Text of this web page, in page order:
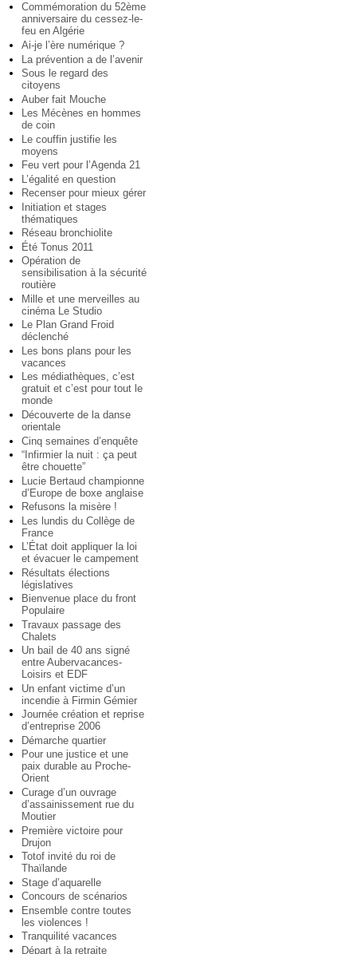
Commémoration du 52ème
anniversaire du cessez-le-
feu en Algérie
Ai-je l’ère numérique ?
La prévention a de l’avenir
Sous le regard des
citoyens
Auber fait Mouche
Les Mécènes en hommes
de coin
Le couffin justifie les
moyens
Feu vert pour l’Agenda 21
L’égalité en question
Recenser pour mieux gérer
Initiation et stages
thématiques
Réseau bronchiolite
Été Tonus 2011
Opération de
sensibilisation à la sécurité
routière
Mille et une merveilles au
cinéma Le Studio
Le Plan Grand Froid
déclenché
Les bons plans pour les
vacances
Les médiathèques, c’est
gratuit et c’est pour tout le
monde
Découverte de la danse
orientale
Cinq semaines d’enquête
“Infirmier la nuit : ça peut
être chouette”
Lucie Bertaud championne
d’Europe de boxe anglaise
Refusons la misère !
Les lundis du Collège de
France
L’État doit appliquer la loi
et évacuer le campement
Résultats élections
législatives
Bienvenue place du front
Populaire
Travaux passage des
Chalets
Un bail de 40 ans signé
entre Aubervacances-
Loisirs et EDF
Un enfant victime d’un
incendie à Firmin Gémier
Journée création et reprise
d’entreprise 2006
Démarche quartier
Pour une justice et une
paix durable au Proche-
Orient
Curage d’un ouvrage
d’assainissement rue du
Moutier
Première victoire pour
Drujon
Totof invité du roi de
Thaïlande
Stage d’aquarelle
Concours de scénarios
Ensemble contre toutes
les violences !
Tranquilité vacances
Départ à la retraite